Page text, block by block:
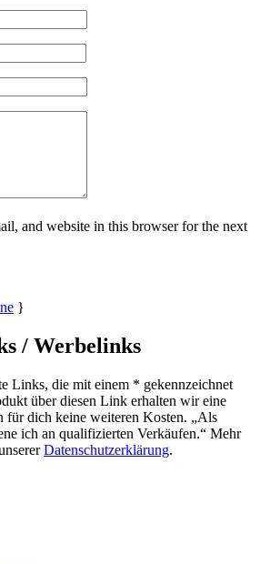
and website in this browser for the next
}
/ Werbelinks
Links, die mit einem * gekennzeichnet
über diesen Link erhalten wir eine
für dich keine weiteren Kosten. „Als
ich an qualifizierten Verkäufen.“ Mehr
Datenschutzerklärung.